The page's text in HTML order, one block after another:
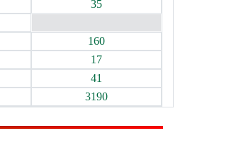
35
160
17
41
3190